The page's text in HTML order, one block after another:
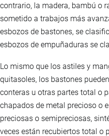
contrario, la madera, bambú o
sometido a trabajos más
esbozos de bastones, se
esbozos de empuñaduras se
Lo mismo que los astiles y
quitasoles, los bastones
conteras u otras partes total o
chapados de metal precioso o
preciosas o semipreciosas,
veces están recubiertos total o